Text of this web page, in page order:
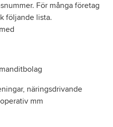
För många företag
följande lista.
näringsdrivande
mm